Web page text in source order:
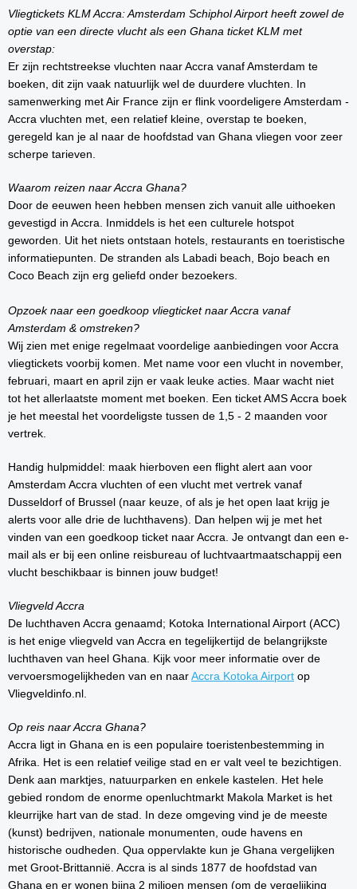
Vliegtickets KLM Accra: Amsterdam Schiphol Airport heeft zowel de
optie van een directe vlucht als een Ghana ticket KLM met
overstap:
Er zijn rechtstreekse vluchten naar Accra vanaf Amsterdam te
boeken, dit zijn vaak natuurlijk wel de duurdere vluchten. In
samenwerking met Air France zijn er flink voordeligere Amsterdam -
Accra vluchten met, een relatief kleine, overstap te boeken,
geregeld kan je al naar de hoofdstad van Ghana vliegen voor zeer
scherpe tarieven.
Waarom reizen naar Accra Ghana?
Door de eeuwen heen hebben mensen zich vanuit alle uithoeken
gevestigd in Accra. Inmiddels is het een culturele hotspot
geworden. Uit het niets ontstaan hotels, restaurants en toeristische
informatiepunten. De stranden als Labadi beach, Bojo beach en
Coco Beach zijn erg geliefd onder bezoekers.
Opzoek naar een goedkoop vliegticket naar Accra vanaf
Amsterdam & omstreken?
Wij zien met enige regelmaat voordelige aanbiedingen voor Accra
vliegtickets voorbij komen. Met name voor een vlucht in november,
februari, maart en april zijn er vaak leuke acties. Maar wacht niet
tot het allerlaatste moment met boeken. Een ticket AMS Accra boek
je het meestal het voordeligste tussen de 1,5 - 2 maanden voor
vertrek.
Handig hulpmiddel: maak hierboven een flight alert aan voor
Amsterdam Accra vluchten of een vlucht met vertrek vanaf
Dusseldorf of Brussel (naar keuze, of als je het open laat krijg je
alerts voor alle drie de luchthavens). Dan helpen wij je met het
vinden van een goedkoop ticket naar Accra. Je ontvangt dan een e-
mail als er bij een online reisbureau of luchtvaartmaatschappij een
vlucht beschikbaar is binnen jouw budget!
Vliegveld Accra
De luchthaven Accra genaamd; Kotoka International Airport (ACC)
is het enige vliegveld van Accra en tegelijkertijd de belangrijkste
luchthaven van heel Ghana. Kijk voor meer informatie over de
vervoersmogelijkheden van en naarAccra Kotoka Airport op
Vliegveldinfo.nl.
Op reis naar Accra Ghana?
Accra ligt in Ghana en is een populaire toeristenbestemming in
Afrika. Het is een relatief veilige stad en er valt veel te bezichtigen.
Denk aan marktjes, natuurparken en enkele kastelen. Het hele
gebied rondom de enorme openluchtmarkt Makola Market is het
kleurrijke hart van de stad. In deze omgeving vind je de meeste
(kunst) bedrijven, nationale monumenten, oude havens en
historische oudheden. Qua oppervlakte kun je Ghana vergelijken
met Groot-Brittannië. Accra is al sinds 1877 de hoofdstad van
Ghana en er wonen bijna 2 miljoen mensen (om de vergelijking